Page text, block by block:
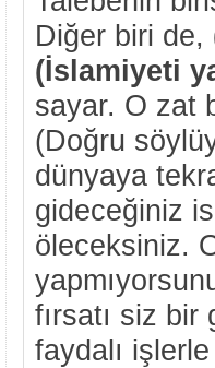
Diğer biri de,
(İslamiyeti
sayar. O zat
(Doğru
dünyaya
gideceğiniz
öleceksiniz.
fırsatı siz bir
faydalı işlerle